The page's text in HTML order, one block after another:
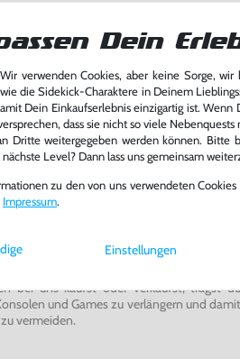
Gaming-Fans und neue Entdecker
Spielerlebnis genießen kannst,
Werkstatt von unseren Fachkräften
und bei Bedarf repariert.
bei uns kaufst oder verkaufst, trägst du
und Games zu verlängern und damit
vermeiden.
Dein
verwenden Cookies, aber keine Sorge,
die Sidekick-Charaktere in Deinem
Dein Einkaufserlebnis einzigartig ist.
dass sie nicht so viele
Dritte weitergegeben werden können. Bitte
Level? Dann lass uns gemeinsam
zu den von uns verwendeten
Impressum.
Einstellungen